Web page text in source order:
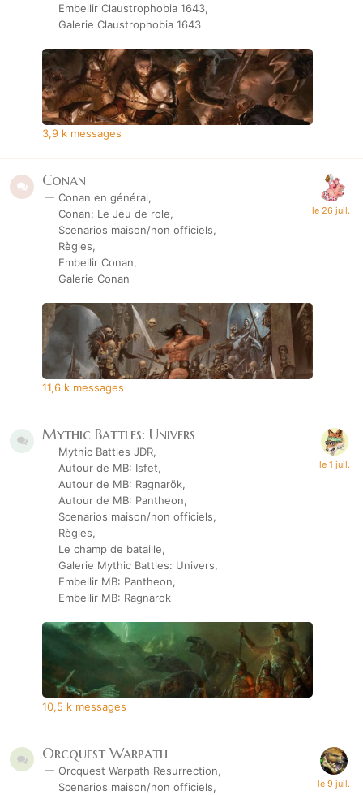
Embellir Claustrophobia 1643
Galerie Claustrophobia 1643
3,9 k messages
Conan
Conan en général
Conan: Le Jeu de role
Scenarios maison/non officiels
Règles
Embellir Conan
Galerie Conan
11,6 k messages
Mythic Battles: Univers
Mythic Battles JDR
Autour de MB: Isfet
Autour de MB: Ragnarök
Autour de MB: Pantheon
Scenarios maison/non officiels
Règles
Le champ de bataille
Galerie Mythic Battles: Univers
Embellir MB: Pantheon
Embellir MB: Ragnarok
10,5 k messages
Orcquest Warpath
Orcquest Warpath Resurrection
Scenarios maison/non officiels